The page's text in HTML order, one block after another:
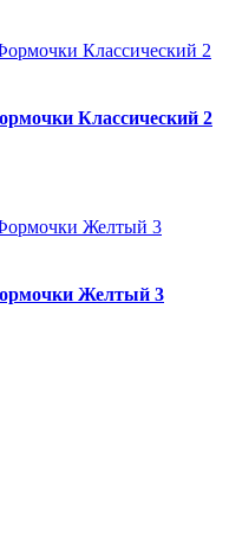
Классический 2
Желтый 3